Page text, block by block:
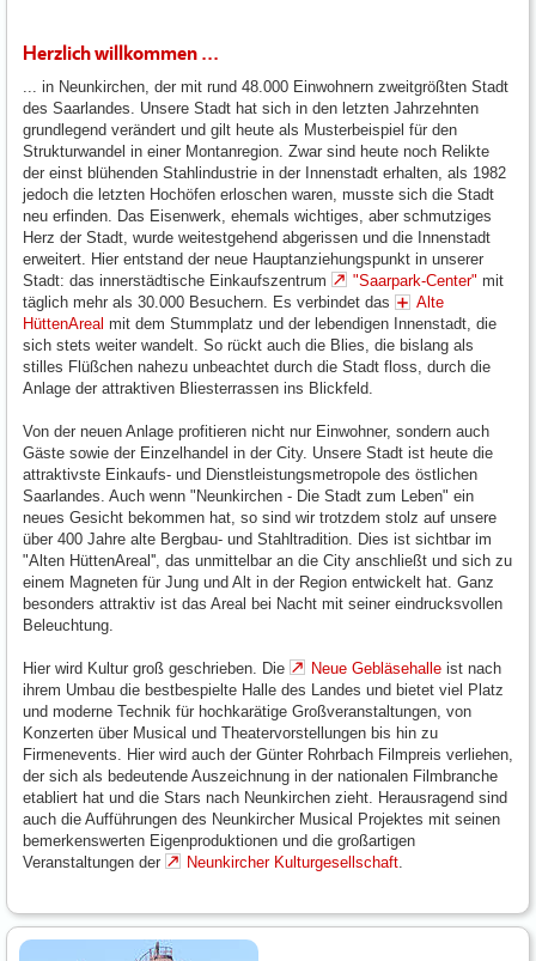
Herzlich willkommen ...
... in Neunkirchen, der mit rund 48.000 Einwohnern zweitgrößten Stadt
des Saarlandes. Unsere Stadt hat sich in den letzten Jahrzehnten
grundlegend verändert und gilt heute als Musterbeispiel für den
Strukturwandel in einer Montanregion. Zwar sind heute noch Relikte
der einst blühenden Stahlindustrie in der Innenstadt erhalten, als 1982
jedoch die letzten Hochöfen erloschen waren, musste sich die Stadt
neu erfinden. Das Eisenwerk, ehemals wichtiges, aber schmutziges
Herz der Stadt, wurde weitestgehend abgerissen und die Innenstadt
erweitert. Hier entstand der neue Hauptanziehungspunkt in unserer
Stadt: das innerstädtische Einkaufszentrum
"Saarpark-Center" mit
täglich mehr als 30.000 Besuchern. Es verbindet das
Alte
HüttenAreal mit dem Stummplatz und der lebendigen Innenstadt, die
sich stets weiter wandelt. So rückt auch die Blies, die bislang als
stilles Flüßchen nahezu unbeachtet durch die Stadt floss, durch die
Anlage der attraktiven Bliesterrassen ins Blickfeld.
Von der neuen Anlage profitieren nicht nur Einwohner, sondern auch
Gäste sowie der Einzelhandel in der City. Unsere Stadt ist heute die
attraktivste Einkaufs- und Dienstleistungsmetropole des östlichen
Saarlandes. Auch wenn "Neunkirchen - Die Stadt zum Leben" ein
neues Gesicht bekommen hat, so sind wir trotzdem stolz auf unsere
über 400 Jahre alte Bergbau- und Stahltradition. Dies ist sichtbar im
"Alten HüttenAreal'', das unmittelbar an die City anschließt und sich zu
einem Magneten für Jung und Alt in der Region entwickelt hat. Ganz
besonders attraktiv ist das Areal bei Nacht mit seiner eindrucksvollen
Beleuchtung.
Hier wird Kultur groß geschrieben. Die Neue Gebläsehalle ist nach
ihrem Umbau die bestbespielte Halle des Landes und bietet viel Platz
und moderne Technik für hochkarätige Großveranstaltungen, von
Konzerten über Musical und Theatervorstellungen bis hin zu
Firmenevents. Hier wird auch der Günter Rohrbach Filmpreis verliehen,
der sich als bedeutende Auszeichnung in der nationalen Filmbranche
etabliert hat und die Stars nach Neunkirchen zieht. Herausragend sind
auch die Aufführungen des Neunkircher Musical Projektes mit seinen
bemerkenswerten Eigenproduktionen und die großartigen
Veranstaltungen der
Neunkircher Kulturgesellschaft